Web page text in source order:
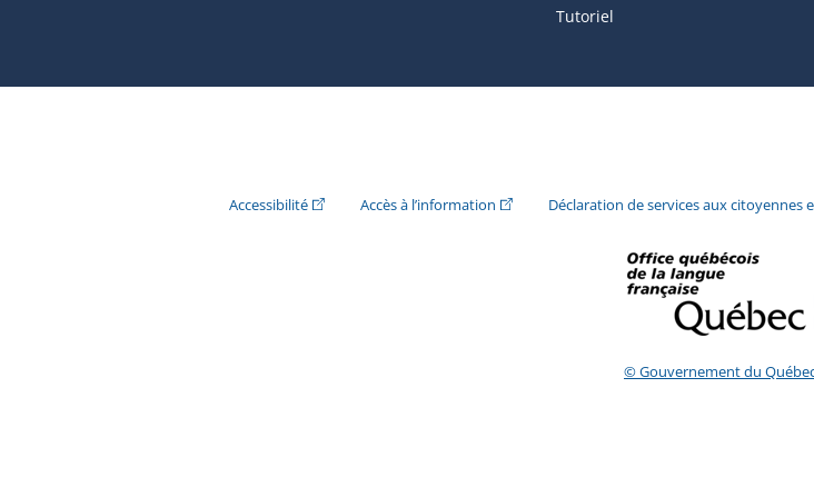
Tutoriel
Accessibilité(Cet hyperlien externe s'ouvrira dans une nouvelle fenêtre.)
Accès à l’information (Cet hyperlien externe s'ouvrira dans une
Déclaration de services aux citoyennes
© Gouvernement du